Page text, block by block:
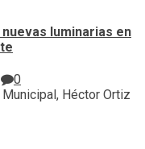
luminarias en
0
Héctor Ortiz